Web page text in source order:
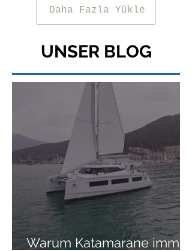
Daha Fazla Yükle
UNSER BLOG
Warum Katamarane immer